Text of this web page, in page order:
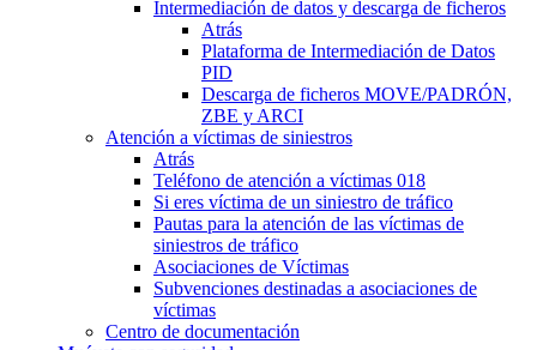
Intermediación de datos y descarga de ficheros
Atrás
Plataforma de Intermediación de Datos
PID
Descarga de ficheros MOVE/PADRÓN,
ZBE y ARCI
Atención a víctimas de siniestros
Atrás
Teléfono de atención a víctimas 018
Si eres víctima de un siniestro de tráfico
Pautas para la atención de las víctimas de
siniestros de tráfico
Asociaciones de Víctimas
Subvenciones destinadas a asociaciones de
víctimas
Centro de documentación